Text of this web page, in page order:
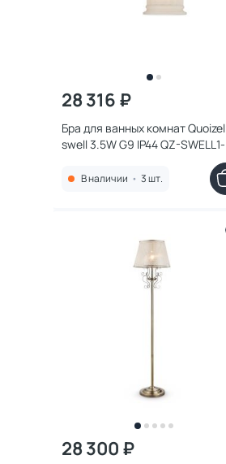
28 316 ₽
Бра для ванных комнат Quoizel
swell 3.5W G9 IP44 QZ-SWELL1-
В наличии • 3 шт.
28 300 ₽